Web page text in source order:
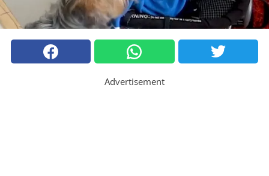
Advertisement